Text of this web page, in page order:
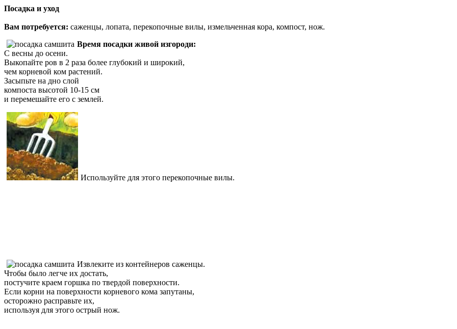
Посадка и уход
Вам потребуется: саженцы, лопата, перекопочные вилы, измельченная кора, компост, нож.
Время посадки живой изгороди:
C весны до осени.
Выкопайте ров в 2 раза более глубокий и широкий,
чем корневой ком растений.
Засыпьте на дно слой
компоста высотой 10-15 см
и перемешайте его с землей.
Используйте для этого перекопочные вилы.
Извлеките из контейнеров саженцы.
Чтобы было легче их достать,
постучите краем горшка по твердой поверхности.
Если корни на поверхности корневого кома запутаны,
осторожно расправьте их,
используя для этого острый нож.